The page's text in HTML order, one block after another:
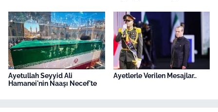
Ayetullah Seyyid Ali
Hamanei'nin Naaşı Necef'te
Ayetlerle Verilen Mesajlar..